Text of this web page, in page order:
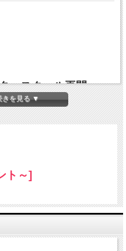
ースクール再開
社創設者兼CEO＊タ
きを見る ▼
ト～]